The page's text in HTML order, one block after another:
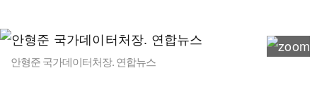
안형준 국가데이터처장. 연합뉴스